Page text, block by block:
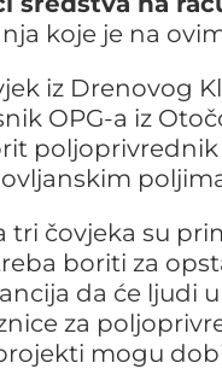
koje je na
iz Drenovog
OPG-a iz
poljoprivrednik
tri čovjeka su
boriti za
da će ljudi
za
mogu